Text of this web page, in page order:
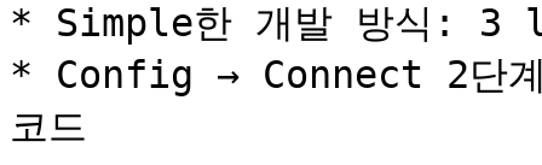
* Simple한 개발 방식:
* Config → Connect 2단계
코드